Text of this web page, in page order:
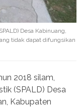
Desa Kabinuang,
tidak dapat difungsikan
2018 silam,
(SPALD) Desa
Kabupaten